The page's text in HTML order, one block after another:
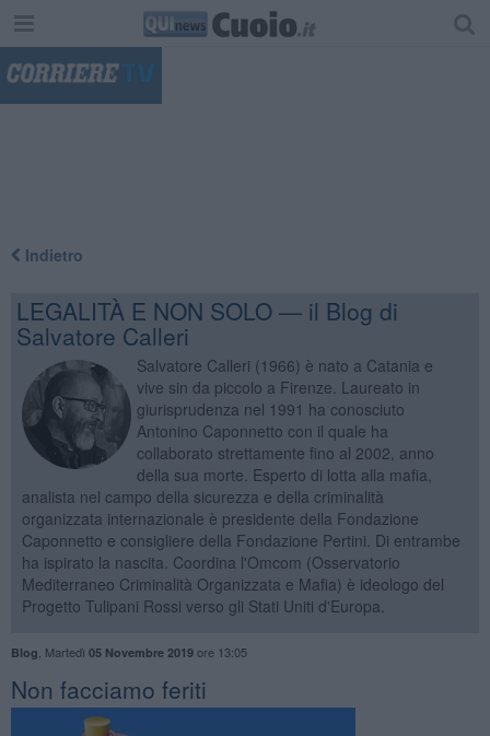
Indietro
LEGALITÀ E NON SOLO — il Blog di
Salvatore Calleri
Salvatore Calleri (1966) è nato a Catania e
vive sin da piccolo a Firenze. Laureato in
giurisprudenza nel 1991 ha conosciuto
Antonino Caponnetto con il quale ha
collaborato strettamente fino al 2002, anno
della sua morte. Esperto di lotta alla mafia,
analista nel campo della sicurezza e della criminalità
organizzata internazionale è presidente della Fondazione
Caponnetto e consigliere della Fondazione Pertini. Di entrambe
ha ispirato la nascita. Coordina l'Omcom (Osservatorio
Mediterraneo Criminalità Organizzata e Mafia) è ideologo del
Progetto Tulipani Rossi verso gli Stati Uniti d'Europa.
Blog Martedì 05 Novembre 2019ore 13:05
Non facciamo feriti